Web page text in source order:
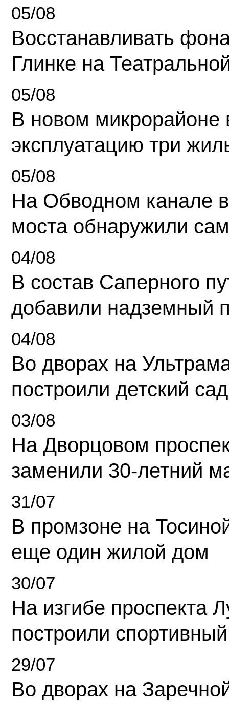
05/08
Восстанавливать
Глинке на
05/08
В новом микрорайоне
эксплуатацию три
05/08
На Обводном канале
моста обнаружили
04/08
В состав Саперного
добавили надземный
04/08
Во дворах на
построили детский сад
03/08
На Дворцовом
заменили 30-летний
31/07
В промзоне на
еще один жилой дом
30/07
На изгибе проспекта
построили
29/07
Во дворах на